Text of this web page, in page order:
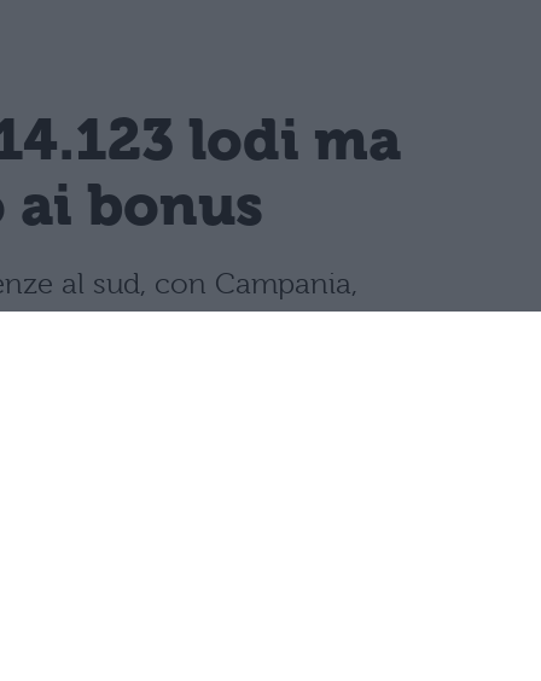
lodi ma
ai bonus
al sud, con Campania,